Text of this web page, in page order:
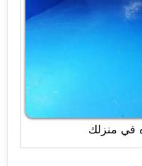
في منزلك